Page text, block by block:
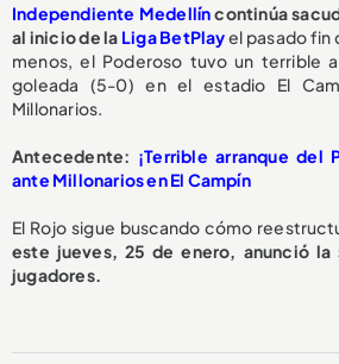
Independiente Medellíncontinúa
al inicio de la Liga BetPlayel pasado fin
menos, el Poderoso tuvo un terrible
goleada (5-0) en el estadio El
Millonarios.
Antecedente: ¡Terrible arranque del
ante Millonarios en El Campín
El Rojo sigue buscando cómo
este jueves, 25 de enero, anunció
jugadores.